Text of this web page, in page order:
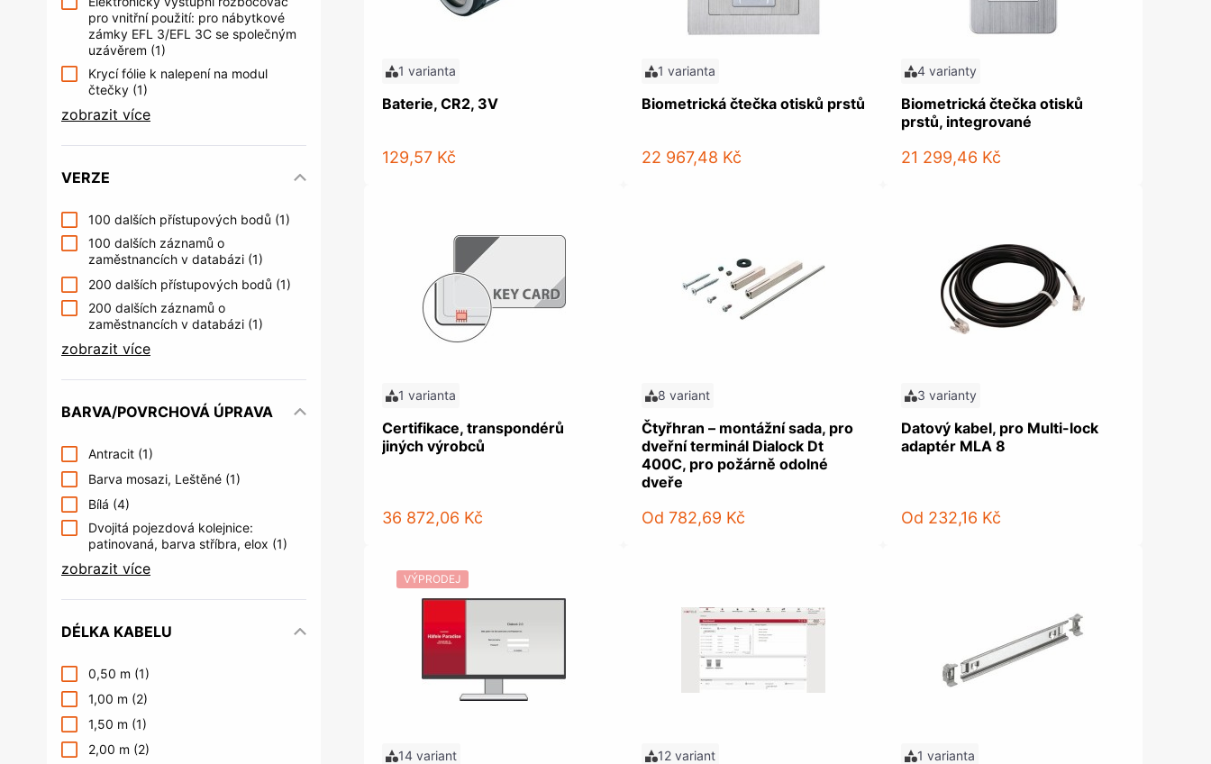
pro vnitřní použití: pro nábytkové
zámky EFL 3/EFL 3C se společným
uzávěrem (1)
Krycí fólie k nalepení na modul
čtečky (1)
zobrazit více
VERZE
100 dalších přístupových bodů (1)
100 dalších záznamů o
zaměstnancích v databázi (1)
200 dalších přístupových bodů (1)
200 dalších záznamů o
zaměstnancích v databázi (1)
zobrazit více
BARVA/POVRCHOVÁ ÚPRAVA
Antracit (1)
Barva mosazi, Leštěné (1)
Bílá (4)
Dvojitá pojezdová kolejnice:
patinovaná, barva stříbra, elox (1)
zobrazit více
DÉLKA KABELU
0,50 m (1)
1,00 m (2)
1,50 m (1)
2,00 m (2)
1 varianta
Baterie, CR2, 3V
129,57 Kč
1 varianta
Biometrická čtečka otisků prstů
22 967,48 Kč
4 varianty
Biometrická čtečka otisků
prstů, integrované
21 299,46 Kč
1 varianta
Certifikace, transpondérů
jiných výrobců
36 872,06 Kč
8 variant
Čtyřhran – montážní sada, pro
dveřní terminál Dialock Dt
400C, pro požárně odolné
dveře
Od782,69 Kč
3 varianty
Datový kabel, pro Multi-lock
adaptér MLA 8
Od 232,16 Kč
VÝPRODEJ
14 variant 12 variant 1 varianta